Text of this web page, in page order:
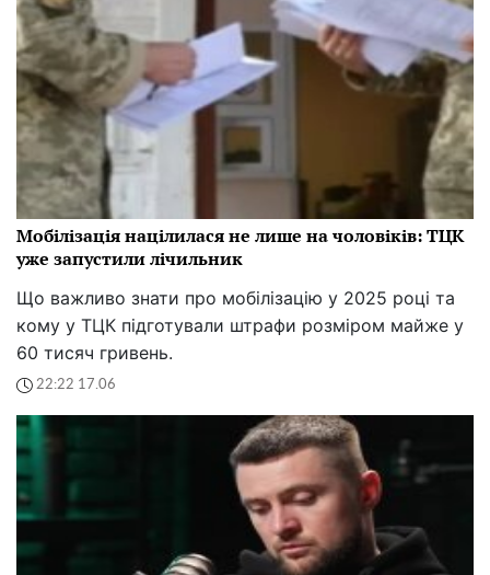
Мобілізація націлилася не лише на чоловіків: ТЦК
уже запустили лічильник
Що важливо знати про мобілізацію у 2025 році та
кому у ТЦК підготували штрафи розміром майже у
60 тисяч гривень.
22:22 17.06